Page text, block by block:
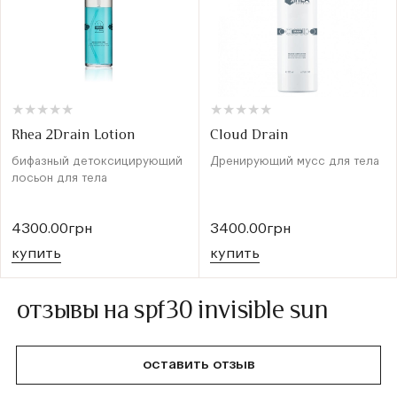
★
★ ★
★ ★
★ ★
★ ★
★
Rhea 2Drain Lotion
бифазный детоксицирующий
лосьон для тела
4300.00грн
купить
★
★ ★
★ ★
★ ★
★ ★
★
Cloud Drain
Дренирующий мусс для тела
3400.00грн
купить
отзывы на spf30 invisible sun
оставить отзыв